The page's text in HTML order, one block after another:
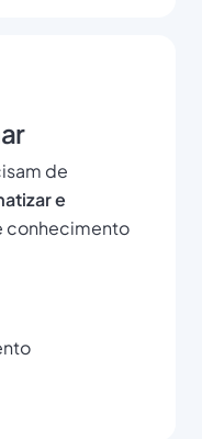
de
e
conhecimento